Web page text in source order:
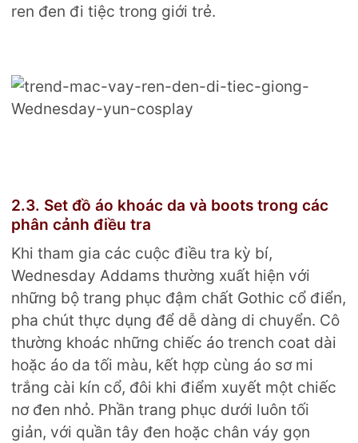
ren đen đi tiệc trong giới trẻ.
2.3. Set đồ áo khoác da và boots trong các
phân cảnh điều tra
Khi tham gia các cuộc điều tra kỳ bí,
Wednesday Addams thường xuất hiện với
những bộ trang phục đậm chất Gothic cổ điển,
pha chút thực dụng để dễ dàng di chuyển. Cô
thường khoác những chiếc áo trench coat dài
hoặc áo da tối màu, kết hợp cùng áo sơ mi
trắng cài kín cổ, đôi khi điểm xuyết một chiếc
nơ đen nhỏ. Phần trang phục dưới luôn tối
giản, với quần tây đen hoặc chân váy gọn